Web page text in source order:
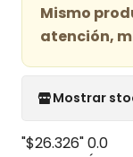
Mismo
atención,
Mostrar
"$26.326"0.0